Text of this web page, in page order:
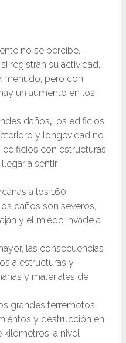
no se percibe,
registran su actividad.
menudo, pero con
un aumento en los
daños,los edificios
y longevidad no
con estructuras
a sentir
a los 160
daños son severos,
y el miedo invade a
las consecuencias
a estructuras y
y materiales de
grandes terremotos,
y destrucción en
a nivel